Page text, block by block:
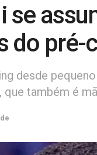
se
do
desde
que também é